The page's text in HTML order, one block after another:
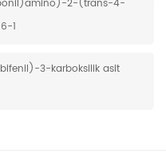
2-(trans-4-
1
3-karboksilik asit